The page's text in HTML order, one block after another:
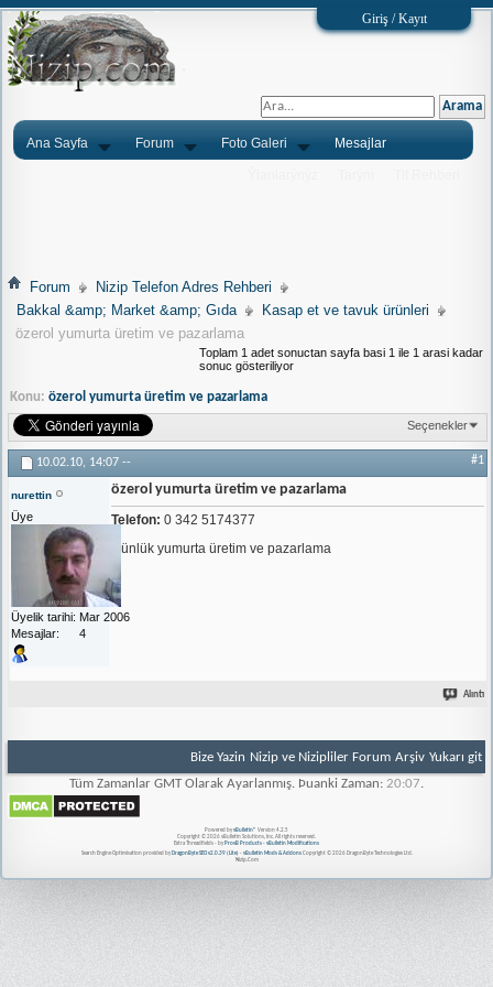
Giriş / Kayıt
Ana Sayfa Forum Foto Galeri Mesajlar
Forum
Nizip Telefon Adres Rehberi
Bakkal &amp; Market &amp; Gıda
Kasap et ve tavuk ürünleri
özerol yumurta üretim ve pazarlama
Toplam 1 adet sonuctan sayfa basi 1 ile 1 arasi kadar
sonuc gösteriliyor
Konu: özerol yumurta üretim ve pazarlama
Seçenekler
10.02.10, 14:07 -- #1
nurettin
Üye
Üyelik tarihi Mar 2006
Mesajlar
4
özerol yumurta üretim ve pazarlama
Telefon: 0 342 5174377
Günlük yumurta üretim ve pazarlama
Alıntı
Bize Yazin Nizip ve Nizipliler Forum Arşiv Yukarı git
Tüm Zamanlar GMT Olarak Ayarlanmış. Þuanki Zaman: 20:07.
Powered by vBulletin® Version 4.2.5
Copyright © 2026 vBulletin Solutions, Inc. All rights reserved.
Extra Threadfields - by ProvB Products - vBulletin Modifications
Search Engine Optimisation provided by DragonByte SEO v2.0.39 (Lite)- vBulletin Mods & AddonsCopyright © 2026 DragonByte Technologies Ltd.
Nizip.Com